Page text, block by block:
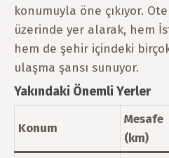
konumuyla öne çıkıyor.
üzerinde yer alarak, hem
hem de şehir içindeki
ulaşma şansı sunuyor.
Yakındaki Önemli Yerler
Konum
Mesafe
(km)